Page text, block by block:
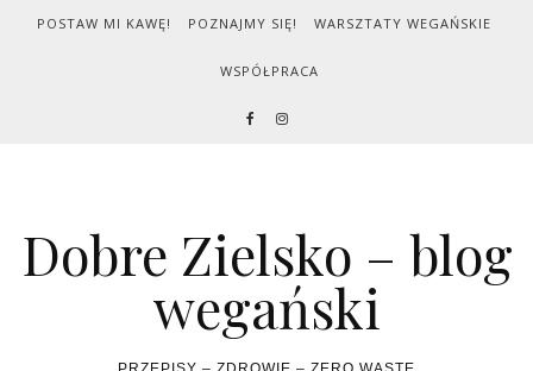
Skip to content
POSTAW MI KAWĘ! POZNAJMY SIĘ! WARSZTATY WEGAŃSKIE
WSPÓŁPRACA
Dobre Zielsko – blog
wegański